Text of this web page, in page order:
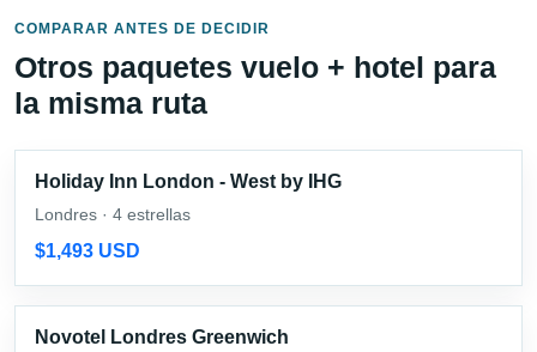
COMPARAR ANTES DE DECIDIR
Otros paquetes vuelo + hotel para
la misma ruta
Holiday Inn London - West by IHG
Londres · 4 estrellas
$1,493 USD
Novotel Londres Greenwich